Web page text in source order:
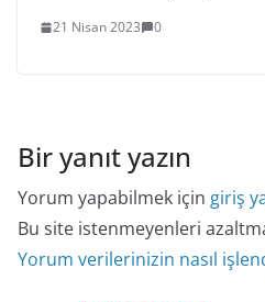
21 Nisan 2023 0
Bir yanıt yazın
Yorum yapabilmek için giriş
Bu site istenmeyenleri
Yorum verilerinizin nasıl